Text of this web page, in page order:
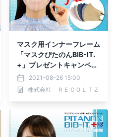
マスク用インナーフレーム
「マスクぴたのんBIB-IT.
+」プレゼントキャンペー
ン開催中2021-08-26 15:00
株式会社 ＲＥＣＯＬＴＺ